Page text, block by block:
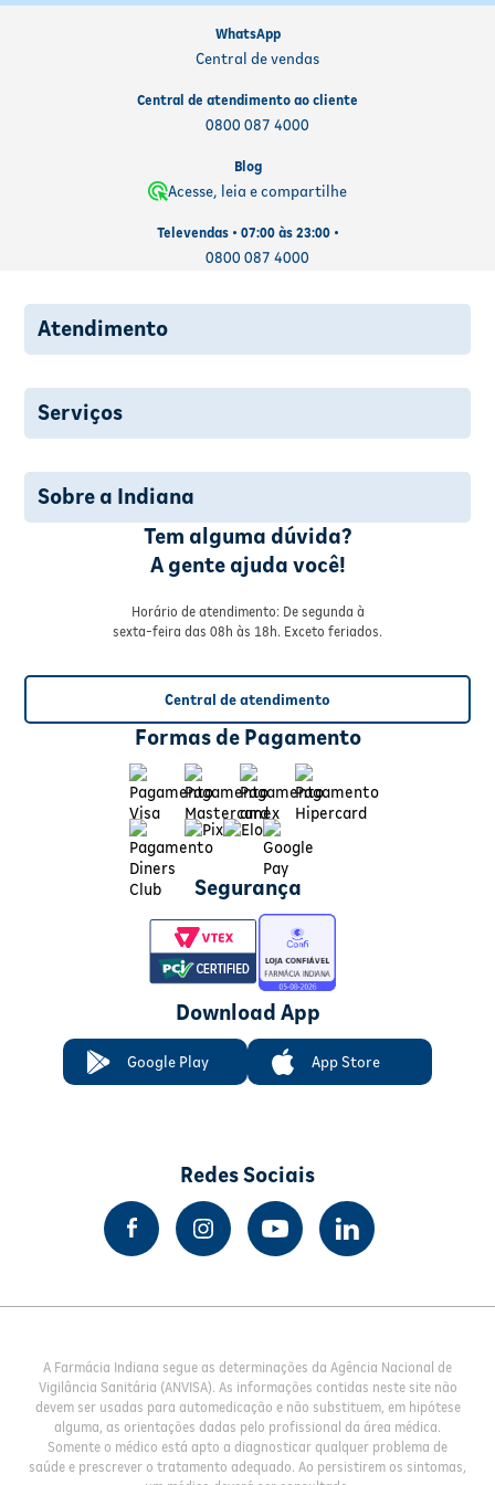
WhatsApp
Central de vendas
Central de atendimento ao cliente
0800 087 4000
Blog
Acesse, leia e compartilhe
Televendas • 07:00 às 23:00 •
0800 087 4000
Atendimento
Serviços
Sobre a Indiana
Tem alguma dúvida?
A gente ajuda você!
Horário de atendimento: De segunda à
sexta-feira das 08h às 18h. Exceto feriados.
Central de atendimento
Formas de Pagamento
Segurança
Download App
Google Play App Store
Redes Sociais
A Farmácia Indiana segue as determinações da Agência Nacional de
Vigilância Sanitária (ANVISA). As informações contidas neste site não
devem ser usadas para automedicação e não substituem, em hipótese
alguma, as orientações dadas pelo profissional da área médica.
Somente o médico está apto a diagnosticar qualquer problema de
saúde e prescrever o tratamento adequado. Ao persistirem os sintomas,